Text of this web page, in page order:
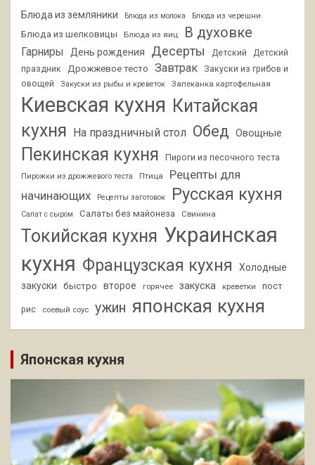
Блюда из земляники Блюда из молока Блюда из черешни
Блюда из шелковицы Блюда из яиц В духовке
Гарниры День рождения Десерты Детский
Детский
праздник
Дрожжевое тесто Завтрак
Закуски из грибов и
овощей
Закуски из рыбы и креветок Запеканка картофельная
Киевская кухня Китайская
кухня
На праздничный стол Обед Овощные
Пекинская кухня Пироги из песочного теста
Пирожки из дрожжевого теста Птица
Рецепты для
начинающих
Рецепты заготовок Русская кухня
Салат с сыром Салаты без майонеза Свинина
Токийская кухня Украинская
кухня Французская кухня
Холодные
закуски
быстро второе горячее закуска креветки пост
рис соевый соус ужин японская кухня
Японская кухня